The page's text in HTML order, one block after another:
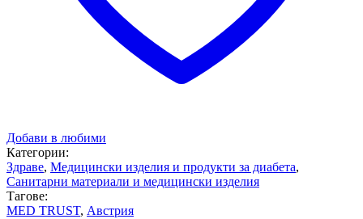
Добави в любими
Категории:
Здраве, Медицински изделия и продукти за диабета,
Санитарни материали и медицински изделия
Тагове:
MED TRUST, Австрия